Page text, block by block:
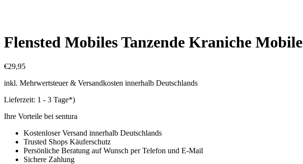
Flensted Mobiles Tanzende Kraniche Mobile
€29,95
inkl. Mehrwertsteuer & Versandkosten innerhalb Deutschlands
Lieferzeit: 1 - 3 Tage*)
Ihre Vorteile bei sentura
Kostenloser Versand innerhalb Deutschlands
Trusted Shops Käuferschutz
Persönliche Beratung auf Wunsch per Telefon und E-Mail
Sichere Zahlung